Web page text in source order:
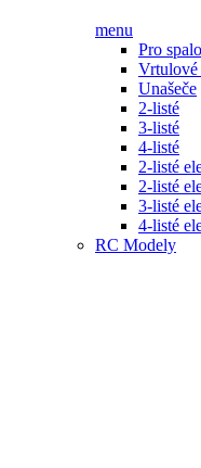
menu
Pro
Unašeče
2-listé
3-listé
4-listé
2-listé
2-listé
3-listé
4-listé
RC Modely